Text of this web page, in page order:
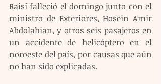
Raisí falleció el domingo junto con el
ministro de Exteriores, Hosein Amir
Abdolahian, y otros seis pasajeros en
un accidente de helicóptero en el
noroeste del país, por causas que aún
no han sido explicadas.